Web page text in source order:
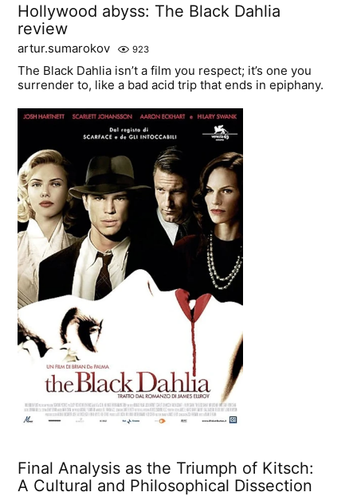
Hollywood abyss: The Black Dahlia
review
artur.sumarokov 923
The Black Dahlia isn’t a film you respect; it’s one you
surrender to, like a bad acid trip that ends in epiphany.
Final Analysis as the Triumph of Kitsch:
A Cultural and Philosophical Dissection